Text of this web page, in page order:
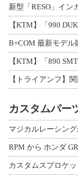
【KTM】「990
【KTM】「890
カスタムパー